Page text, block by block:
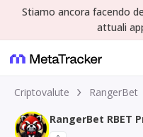
Stiamo ancora facendo
attuali
Criptovalute
RangerBet
RangerBet RBET